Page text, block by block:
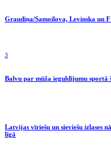
Graudiņa/Samoilova, Levinska un
3
Balvu par mūža ieguldījumu sportā
Latvijas vīriešu un sieviešu izlases
līgā